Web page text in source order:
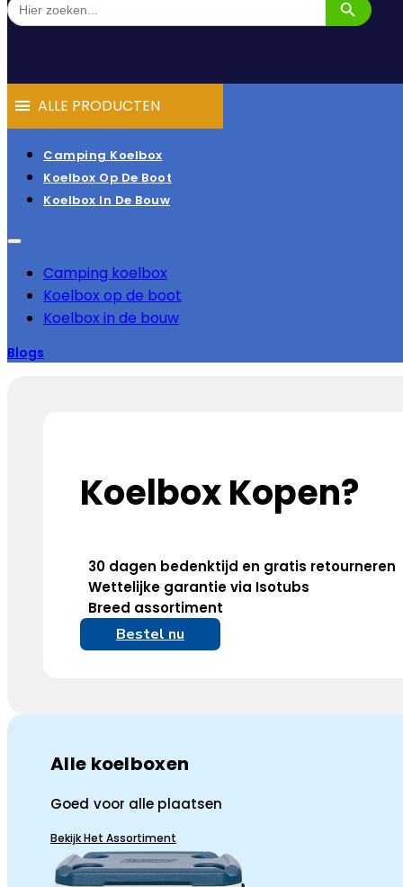
naar:
ALLE PRODUCTEN
Camping Koelbox
Koelbox Op De Boot
Koelbox In De Bouw
Camping koelbox
Koelbox op de boot
Koelbox in de bouw
Blogs
Koelbox Kopen?
30 dagen bedenktijd en gratis retourneren
Wettelijke garantie via Isotubs
Breed assortiment
Bestel nu
Alle koelboxen
Goed voor alle plaatsen
Bekijk Het Assortiment